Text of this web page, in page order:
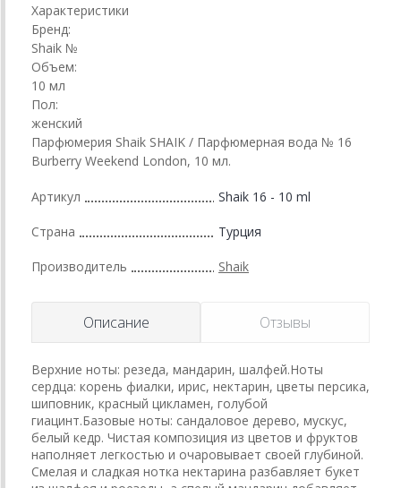
Характеристики
Бренд:
Shaik №
Объем:
10 мл
Пол:
женский
Парфюмерия Shaik SHAIK / Парфюмерная вода № 16
Burberry Weekend London, 10 мл.
Артикул Shaik 16 - 10 ml
Страна Турция
Производитель Shaik
Описание Отзывы
Верхние ноты: резеда, мандарин, шалфей.Ноты
сердца: корень фиалки, ирис, нектарин, цветы персика,
шиповник, красный цикламен, голубой
гиацинт.Базовые ноты: сандаловое дерево, мускус,
белый кедр. Чистая композиция из цветов и фруктов
наполняет легкостью и очаровывает своей глубиной.
Смелая и сладкая нотка нектарина разбавляет букет